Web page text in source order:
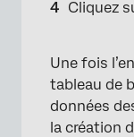
Cliquez
Une fois
tableau de
données
la création